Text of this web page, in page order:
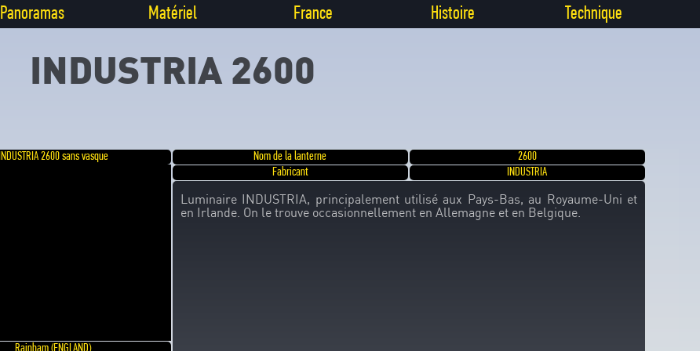
Panoramas Matériel France Histoire Technique
INDUSTRIA 2600
INDUSTRIA 2600 sans vasque Nom de la lanterne
2600
Fabricant
INDUSTRIA
Luminaire INDUSTRIA, principalement utilisé aux Pays-Bas, au Royaume-Uni et
en Irlande. On le trouve occasionnellement en Allemagne et en Belgique.